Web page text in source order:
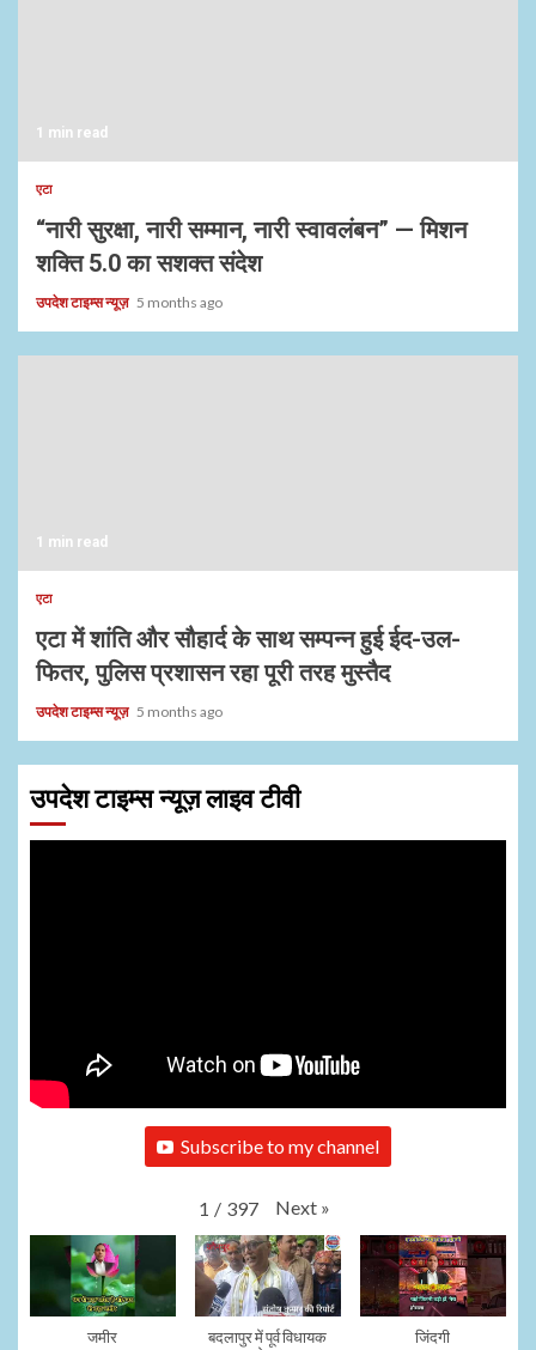
1 min read
एटा
“नारी सुरक्षा, नारी सम्मान, नारी स्वावलंबन” — मिशन
शक्ति 5.0 का सशक्त संदेश
उपदेश टाइम्स न्यूज़ 5 months ago
1 min read
एटा
एटा में शांति और सौहार्द के साथ सम्पन्न हुई ईद-उल-
फितर, पुलिस प्रशासन रहा पूरी तरह मुस्तैद
उपदेश टाइम्स न्यूज़ 5 months ago
उपदेश टाइम्स न्यूज़ लाइव टीवी
Subscribe to my channel
1 / 397 Next »
जमीर
बदलापुर में पूर्व विधायक
जिंदगी